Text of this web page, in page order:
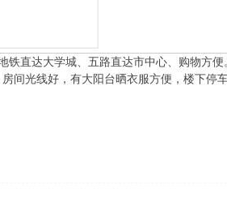
铁直达大学城、五路直达市中心、购物方便
间光线好，有大阳台晒衣服方便，楼下停